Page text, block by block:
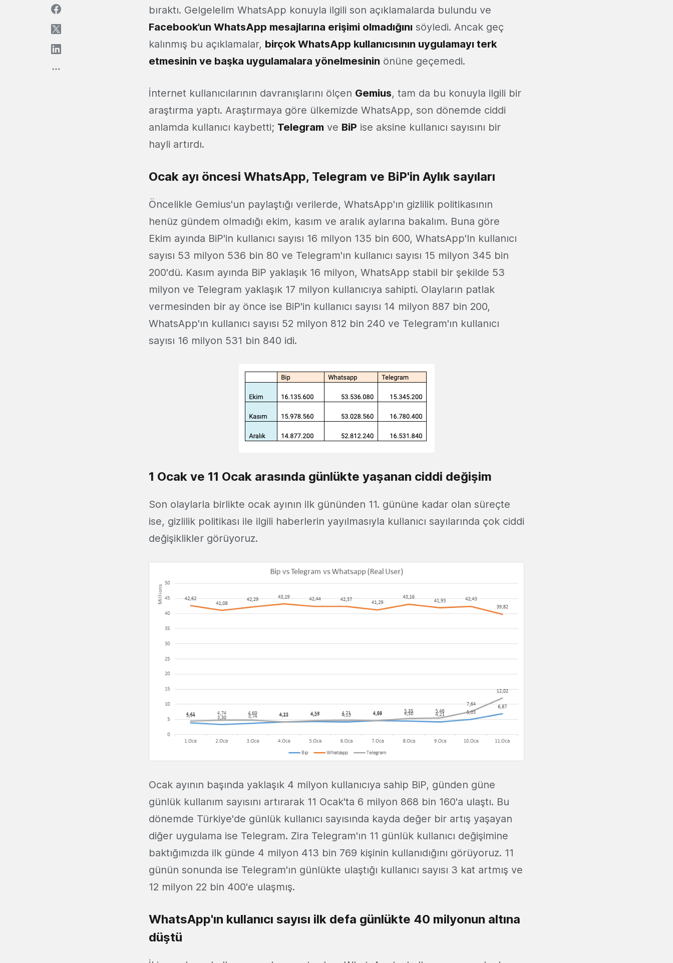
bıraktı. Gelgelelim WhatsApp konuyla ilgili son açıklamalarda bulundu ve
Facebook’un WhatsApp mesajlarına erişimi olmadığını söyledi. Ancak geç
kalınmış bu açıklamalar, birçok WhatsApp kullanıcısının uygulamayı terk
etmesinin ve başka uygulamalara yönelmesinin önüne geçemedi.
İnternet kullanıcılarının davranışlarını ölçen Gemius, tam da bu konuyla ilgili bir
araştırma yaptı. Araştırmaya göre ülkemizde WhatsApp, son dönemde ciddi
anlamda kullanıcı kaybetti; Telegram ve BiP ise aksine kullanıcı sayısını bir
hayli artırdı.
Ocak ayı öncesi WhatsApp, Telegram ve BiP'in Aylık sayıları
Öncelikle Gemius'un paylaştığı verilerde, WhatsApp'ın gizlilik politikasının
henüz gündem olmadığı ekim, kasım ve aralık aylarına bakalım. Buna göre
Ekim ayında BiP'in kullanıcı sayısı 16 milyon 135 bin 600, WhatsApp'In kullanıcı
sayısı 53 milyon 536 bin 80 ve Telegram'ın kullanıcı sayısı 15 milyon 345 bin
200'dü. Kasım ayında BiP yaklaşık 16 milyon, WhatsApp stabil bir şekilde 53
milyon ve Telegram yaklaşık 17 milyon kullanıcıya sahipti. Olayların patlak
vermesinden bir ay önce ise BiP'in kullanıcı sayısı 14 milyon 887 bin 200,
WhatsApp'ın kullanıcı sayısı 52 milyon 812 bin 240 ve Telegram'ın kullanıcı
sayısı 16 milyon 531 bin 840 idi.
1 Ocak ve 11 Ocak arasında günlükte yaşanan ciddi değişim
Son olaylarla birlikte ocak ayının ilk gününden 11. gününe kadar olan süreçte
ise, gizlilik politikası ile ilgili haberlerin yayılmasıyla kullanıcı sayılarında çok ciddi
değişiklikler görüyoruz.
Ocak ayının başında yaklaşık 4 milyon kullanıcıya sahip BiP, günden güne
günlük kullanım sayısını artırarak 11 Ocak'ta 6 milyon 868 bin 160'a ulaştı. Bu
dönemde Türkiye'de günlük kullanıcı sayısında kayda değer bir artış yaşayan
diğer uygulama ise Telegram. Zira Telegram'ın 11 günlük kullanıcı değişimine
baktığımızda ilk günde 4 milyon 413 bin 769 kişinin kullanıdığını görüyoruz. 11
günün sonunda ise Telegram'ın günlükte ulaştığı kullanıcı sayısı 3 kat artmış ve
12 milyon 22 bin 400'e ulaşmış.
WhatsApp'ın kullanıcı sayısı ilk defa günlükte 40 milyonun altına
düştü